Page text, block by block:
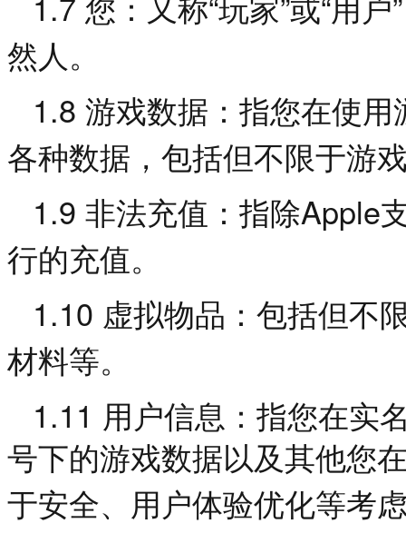
您：又称 玩家 或 用户
然人。
1.8 游戏数据：指您在使
各种数据，包括但不限于游
1.9 非法充值：指除Apple
行的充值。
1.10 虚拟物品：包括但不
材料等。
1.11 用户信息：指您在实
号下的游戏数据以及其他您
于安全、用户体验优化等考